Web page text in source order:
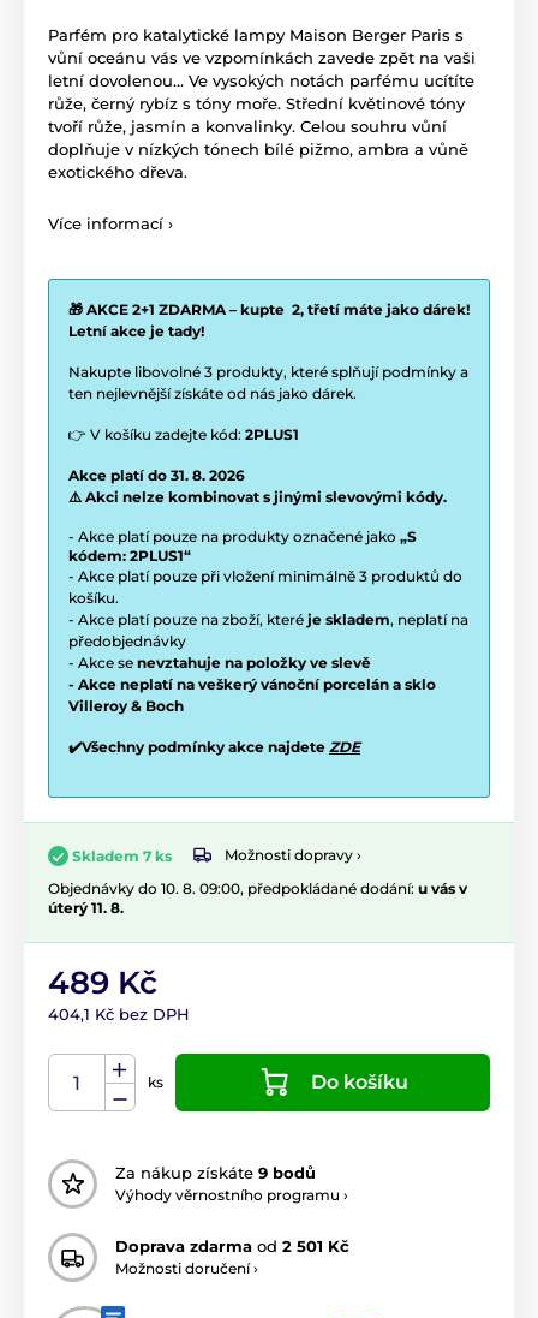
Parfém pro katalytické lampy Maison Berger Paris s
vůní oceánu vás ve vzpomínkách zavede zpět na vaši
letní dovolenou... Ve vysokých notách parfému ucítíte
růže, černý rybíz s tóny moře. Střední květinové tóny
tvoří růže, jasmín a konvalinky. Celou souhru vůní
doplňuje v nízkých tónech bílé pižmo, ambra a vůně
exotického dřeva.
Více informací ›
🎁 AKCE 2+1 ZDARMA – kupte 2, třetí máte jako dárek!
Letní akce je tady!
Nakupte libovolné 3 produkty, které splňují podmínky a
ten nejlevnější získáte od nás jako dárek.
👉 V košíku zadejte kód: 2PLUS1
Akce platí do 31. 8. 2026
⚠️ Akci nelze kombinovat s jinými slevovými kódy.
- Akce platí pouze na produkty označené jako „S
kódem: 2PLUS1“
- Akce platí pouze při vložení minimálně 3 produktů do
košíku.
- Akce platí pouze na zboží, které je skladem, neplatí na
předobjednávky
- Akce se nevztahuje na položky ve slevě
- Akce neplatí na veškerý vánoční porcelán a sklo
Villeroy & Boch
✔️Všechny podmínky akce najdete ZDE
Skladem 7 ks
Možnosti dopravy ›
Objednávky do 10. 8. 09:00, předpokládané dodání: u vás v
úterý 11. 8.
489 Kč
404,1 Kč bez DPH
ks Do košíku
Za nákup získáte 9 bodů
Výhody věrnostního programu ›
Doprava zdarma od 2 501 Kč
Možnosti doručení ›